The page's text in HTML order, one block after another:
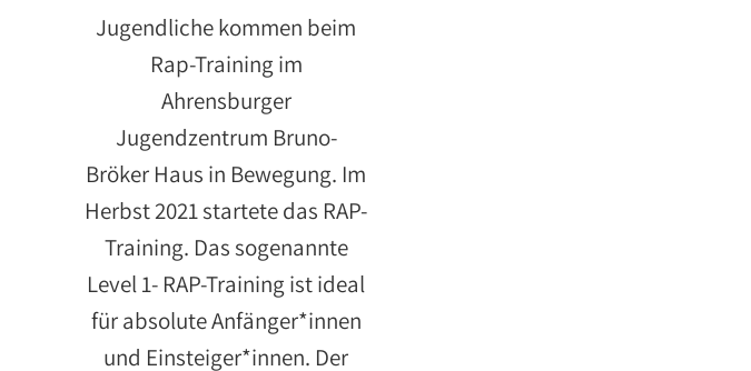
Jugendliche kommen beim
Rap-Training im
Ahrensburger
Jugendzentrum Bruno-
Bröker Haus in Bewegung. Im
Herbst 2021 startete das RAP-
Training. Das sogenannte
Level 1- RAP-Training ist ideal
für absolute Anfänger*innen
und Einsteiger*innen. Der